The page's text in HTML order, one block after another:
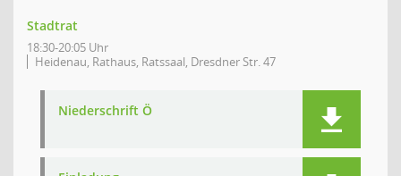
Stadtrat
18:30-20:05 Uhr
Heidenau, Rathaus, Ratssaal, Dresdner Str. 47
Niederschrift Ö